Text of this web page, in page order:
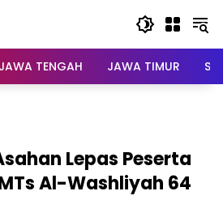
JAWA TENGAH JAWA TIMUR
Lepas Peserta
Al-Washliyah 64